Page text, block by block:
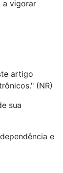
a vigorar
artigo
(NR)
sua
e